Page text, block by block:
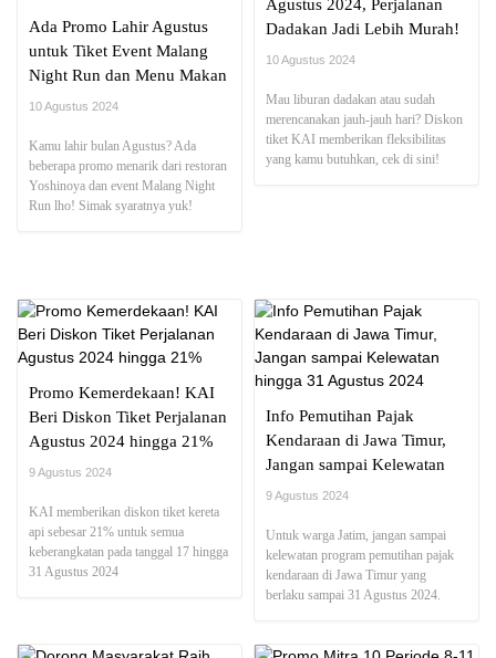
Ada Promo Lahir Agustus
untuk Tiket Event Malang
Night Run dan Menu Makan
di Yoshinoya Nih! Buruan
10 Agustus 2024
Kamu lahir bulan Agustus? Ada
beberapa promo menarik dari restoran
Yoshinoya dan event Malang Night
Run lho! Simak syaratnya yuk!
Agustus 2024, Perjalanan
Dadakan Jadi Lebih Murah!
10 Agustus 2024
Mau liburan dadakan atau sudah
merencanakan jauh-jauh hari? Diskon
tiket KAI memberikan fleksibilitas
yang kamu butuhkan, cek di sini!
Promo Kemerdekaan! KAI
Beri Diskon Tiket Perjalanan
Agustus 2024 hingga 21%
9 Agustus 2024
KAI memberikan diskon tiket kereta
api sebesar 21% untuk semua
keberangkatan pada tanggal 17 hingga
31 Agustus 2024
Info Pemutihan Pajak
Kendaraan di Jawa Timur,
Jangan sampai Kelewatan
hingga 31 Agustus 2024
9 Agustus 2024
Untuk warga Jatim, jangan sampai
kelewatan program pemutihan pajak
kendaraan di Jawa Timur yang
berlaku sampai 31 Agustus 2024.